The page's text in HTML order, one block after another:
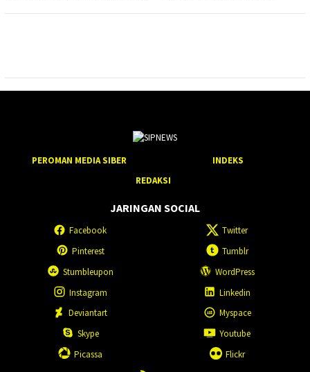
PEROMAN MEDIA SIBER
INDEKS
REDAKSI
JARINGAN SOCIAL
Facebook
Twitter
Pinterest
Tumblr
Stumbleupon
WordPress
Instagram
Linkedin
Deviantart
Myspace
Skype
Youtube
Picassa
Flickr